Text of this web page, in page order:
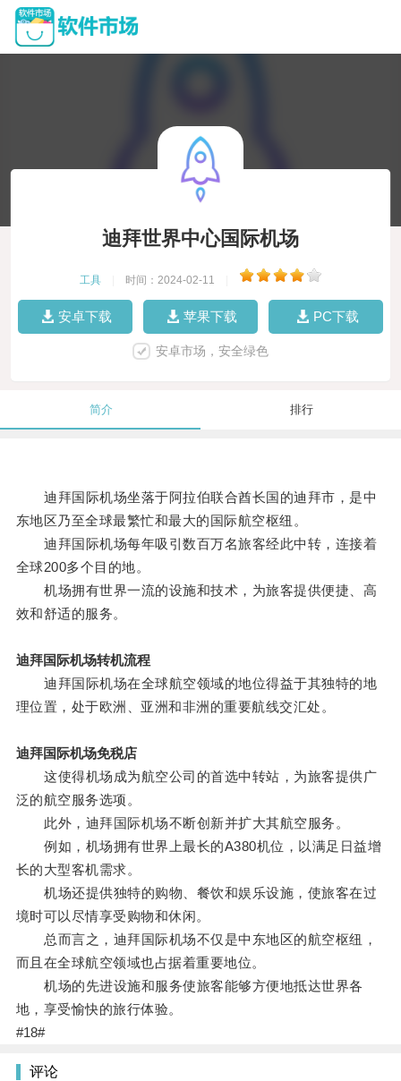
迪拜世界中心国际机场
工具 时间：2024-02-11
安卓下载 苹果下载 PC下载
安卓市场，安全绿色
简介 排行
迪拜国际机场坐落于阿拉伯联合酋长国的迪拜市，是中
东地区乃至全球最繁忙和最大的国际航空枢纽。
迪拜国际机场每年吸引数百万名旅客经此中转，连接着
全球200多个目的地。
机场拥有世界一流的设施和技术，为旅客提供便捷、高
效和舒适的服务。
迪拜国际机场转机流程
迪拜国际机场在全球航空领域的地位得益于其独特的地
理位置，处于欧洲、亚洲和非洲的重要航线交汇处。
迪拜国际机场免税店
这使得机场成为航空公司的首选中转站，为旅客提供广
泛的航空服务选项。
此外，迪拜国际机场不断创新并扩大其航空服务。
例如，机场拥有世界上最长的A380机位，以满足日益增
长的大型客机需求。
机场还提供独特的购物、餐饮和娱乐设施，使旅客在过
境时可以尽情享受购物和休闲。
总而言之，迪拜国际机场不仅是中东地区的航空枢纽，
而且在全球航空领域也占据着重要地位。
机场的先进设施和服务使旅客能够方便地抵达世界各
地，享受愉快的旅行体验。
#18#
评论